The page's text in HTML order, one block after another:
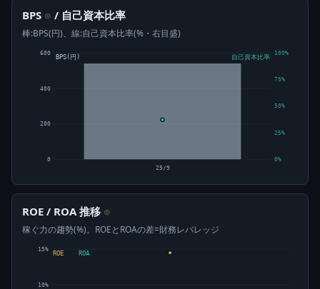
BPS ⊙ / 自己資本比率
棒:BPS(円)、線:自己資本比率(%・右目盛)
0
200
400
600
0%
25%
50%
75%
100%
25/9
BPS(円) 自己資本比率
ROE / ROA 推移 ⊙
稼ぐ力の趨勢(%)。ROEとROAの差=財務レバレッジ
10%
15%
ROE ROA